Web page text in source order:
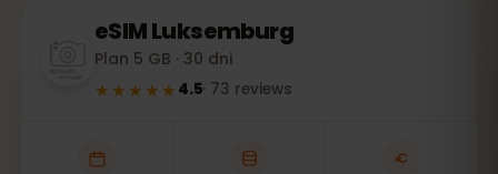
eSIMLuksemburg
Plan 5 GB · 30 dni
★★★★★ 4.5· 73 reviews